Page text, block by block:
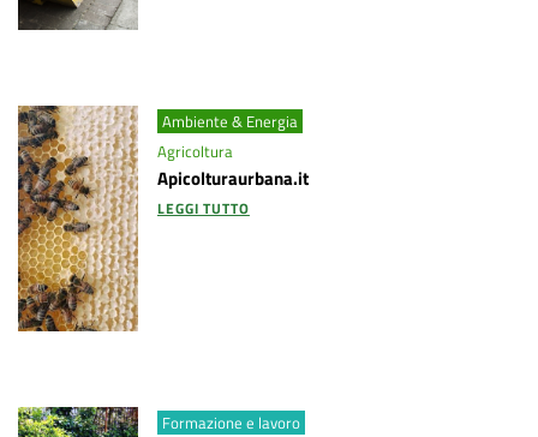
Ambiente & Energia
Agricoltura
Apicolturaurbana.it
LEGGI TUTTO
Formazione e lavoro